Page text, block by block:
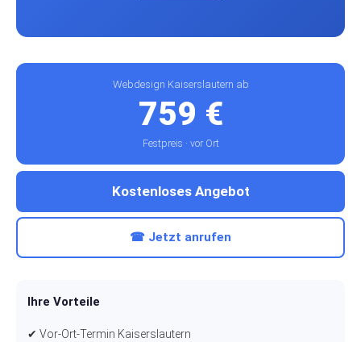
Webdesign Kaiserslautern ab
759 €
Festpreis · vor Ort
Kostenloses Angebot
☎ Jetzt anrufen
Ihre Vorteile
✔ Vor-Ort-Termin Kaiserslautern